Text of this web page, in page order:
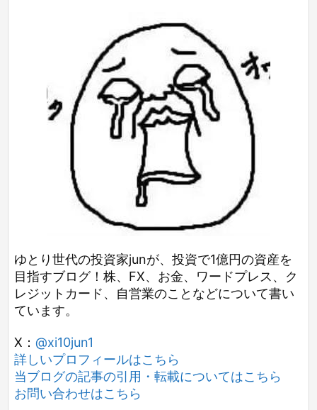
ゆとり世代の投資家junが、投資で1億円の資産を
目指すブログ！株、FX、お金、ワードプレス、ク
レジットカード、自営業のことなどについて書い
ています。
X： @xi10jun1
詳しいプロフィールはこちら
当ブログの記事の引用・転載についてはこちら
お問い合わせはこちら